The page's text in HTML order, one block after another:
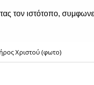
τον ιστότοπο,
εκείνοι που δεν το ξέρουν